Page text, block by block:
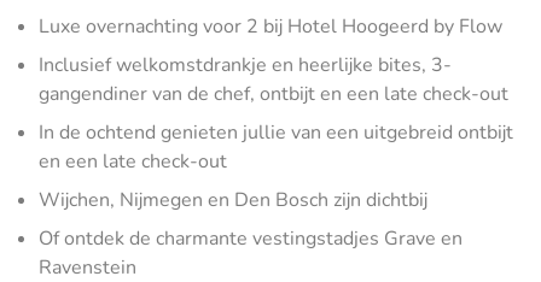
Luxe overnachting voor 2 bij Hotel Hoogeerd by Flow
Inclusief welkomstdrankje en heerlijke bites, 3-
gangendiner van de chef, ontbijt en een late check-out
In de ochtend genieten jullie van een uitgebreid ontbijt
en een late check-out
Wijchen, Nijmegen en Den Bosch zijn dichtbij
Of ontdek de charmante vestingstadjes Grave en
Ravenstein